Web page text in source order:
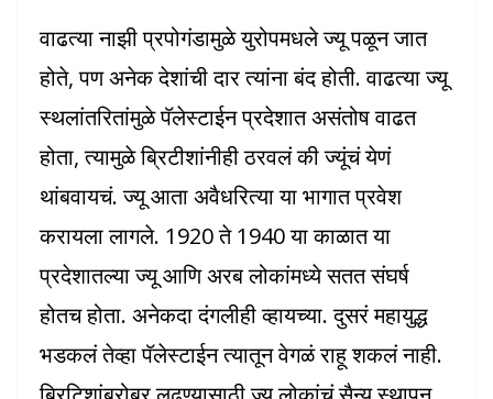
वाढत्या नाझी प्रपोगंडामुळे युरोपमधले ज्यू पळून जात
होते, पण अनेक देशांची दार त्यांना बंद होती. वाढत्या ज्यू
स्थलांतरितांमुळे पॅलेस्टाईन प्रदेशात असंतोष वाढत
होता, त्यामुळे ब्रिटीशांनीही ठरवलं की ज्यूंचं येणं
थांबवायचं. ज्यू आता अवैधरित्या या भागात प्रवेश
करायला लागले. 1920 ते 1940 या काळात या
प्रदेशातल्या ज्यू आणि अरब लोकांमध्ये सतत संघर्ष
होतच होता. अनेकदा दंगलीही व्हायच्या. दुसरं महायुद्ध
भडकलं तेव्हा पॅलेस्टाईन त्यातून वेगळं राहू शकलं नाही.